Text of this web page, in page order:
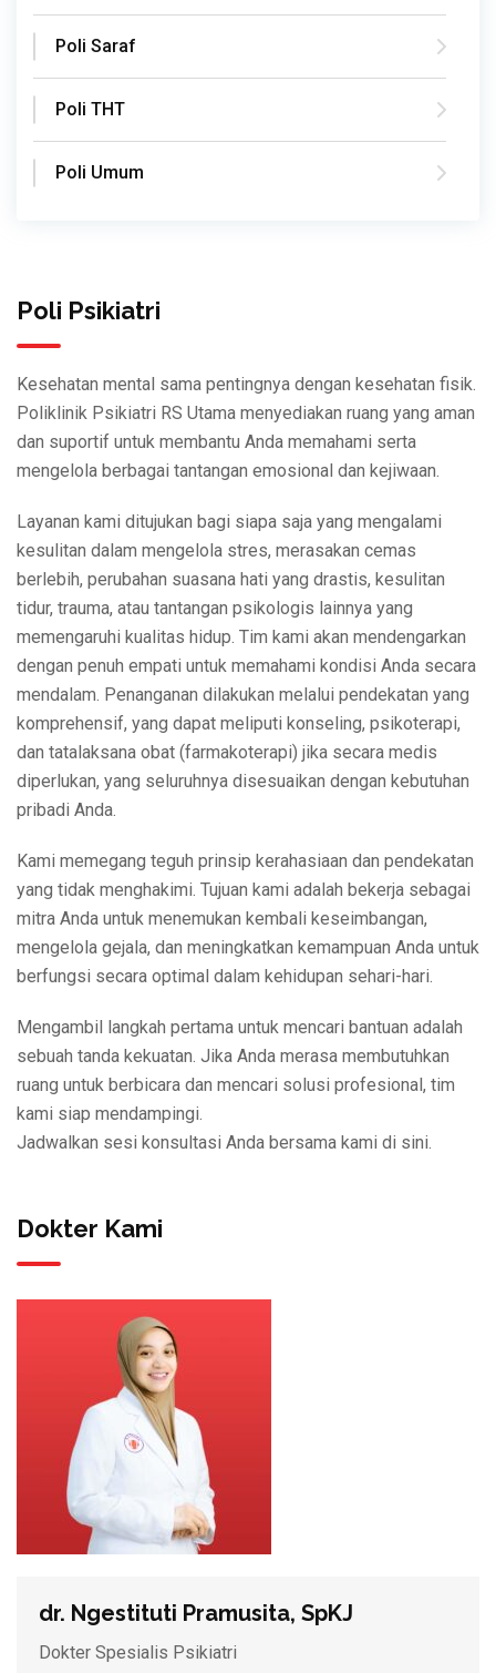
Poli Saraf
Poli THT
Poli Umum
Poli Psikiatri
Kesehatan mental sama pentingnya dengan kesehatan fisik.
Poliklinik Psikiatri RS Utama menyediakan ruang yang aman
dan suportif untuk membantu Anda memahami serta
mengelola berbagai tantangan emosional dan kejiwaan.
Layanan kami ditujukan bagi siapa saja yang mengalami
kesulitan dalam mengelola stres, merasakan cemas
berlebih, perubahan suasana hati yang drastis, kesulitan
tidur, trauma, atau tantangan psikologis lainnya yang
memengaruhi kualitas hidup. Tim kami akan mendengarkan
dengan penuh empati untuk memahami kondisi Anda secara
mendalam. Penanganan dilakukan melalui pendekatan yang
komprehensif, yang dapat meliputi konseling, psikoterapi,
dan tatalaksana obat (farmakoterapi) jika secara medis
diperlukan, yang seluruhnya disesuaikan dengan kebutuhan
pribadi Anda.
Kami memegang teguh prinsip kerahasiaan dan pendekatan
yang tidak menghakimi. Tujuan kami adalah bekerja sebagai
mitra Anda untuk menemukan kembali keseimbangan,
mengelola gejala, dan meningkatkan kemampuan Anda untuk
berfungsi secara optimal dalam kehidupan sehari-hari.
Mengambil langkah pertama untuk mencari bantuan adalah
sebuah tanda kekuatan. Jika Anda merasa membutuhkan
ruang untuk berbicara dan mencari solusi profesional, tim
kami siap mendampingi.
Jadwalkan sesi konsultasi Anda bersama kami di sini.
Dokter Kami
dr. Ngestituti Pramusita, SpKJ
Dokter Spesialis Psikiatri